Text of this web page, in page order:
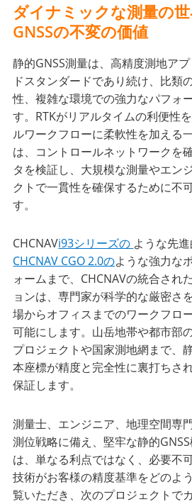
ダイナミックな測量の
GNSSの不変の価値
静的GNSS測量は、高精度測地ア
ドスタンダードであり続け、比類
性、複雑な環境での強力なパフォ
す。RTKがリアルタイムの利便性
ルワークフローに柔軟性を加える
は、コントロールネットワークを
タを検証し、大規模な測量やエン
クトで一貫性を確保するために不
す。
CHCNAVi93シリーズの ような先
CHCNAV CGO 2.0のような強力な
ォームまで、CHCNAVの統合され
ョンは、専門家が科学的な厳密さ
場からオフィスまでのワークフロ
可能にします。山岳地帯や都市部
プロジェクトや国家測地網まで、
本座標が精度と完全性に裏打ちさ
保証します。
測量士、エンジニア、地理空間専
測位戦略に備え、堅牢な静的
は、単なる利点ではなく、必要不
技術がお客様の精度基準をどのよ
覧いただき、次のプロジェクトで